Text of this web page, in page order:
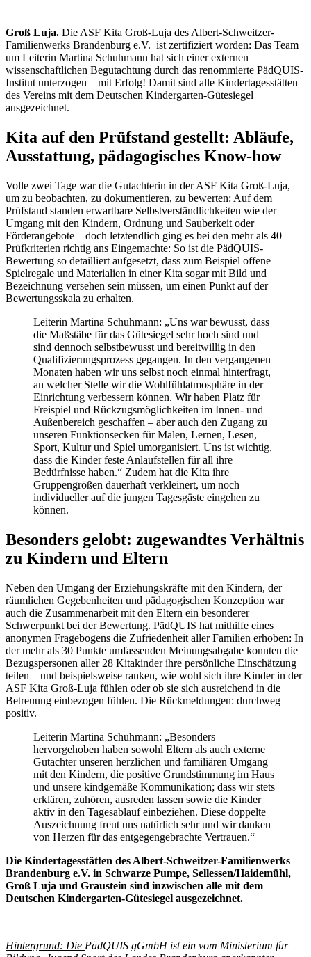
Groß Luja. Die ASF Kita Groß-Luja des Albert-Schweitzer-
Familienwerks Brandenburg e.V. ist zertifiziert worden: Das Team
um Leiterin Martina Schuhmann hat sich einer externen
wissenschaftlichen Begutachtung durch das renommierte PädQUIS-
Institut unterzogen – mit Erfolg! Damit sind alle Kindertagesstätten
des Vereins mit dem Deutschen Kindergarten-Gütesiegel
ausgezeichnet.
Kita auf den Prüfstand gestellt: Abläufe,
Ausstattung, pädagogisches Know-how
Volle zwei Tage war die Gutachterin in der ASF Kita Groß-Luja,
um zu beobachten, zu dokumentieren, zu bewerten: Auf dem
Prüfstand standen erwartbare Selbstverständlichkeiten wie der
Umgang mit den Kindern, Ordnung und Sauberkeit oder
Förderangebote – doch letztendlich ging es bei den mehr als 40
Prüfkriterien richtig ans Eingemachte: So ist die PädQUIS-
Bewertung so detailliert aufgesetzt, dass zum Beispiel offene
Spielregale und Materialien in einer Kita sogar mit Bild und
Bezeichnung versehen sein müssen, um einen Punkt auf der
Bewertungsskala zu erhalten.
Leiterin Martina Schuhmann: „Uns war bewusst, dass
die Maßstäbe für das Gütesiegel sehr hoch sind und
sind dennoch selbstbewusst und bereitwillig in den
Qualifizierungsprozess gegangen. In den vergangenen
Monaten haben wir uns selbst noch einmal hinterfragt,
an welcher Stelle wir die Wohlfühlatmosphäre in der
Einrichtung verbessern können. Wir haben Platz für
Freispiel und Rückzugsmöglichkeiten im Innen- und
Außenbereich geschaffen – aber auch den Zugang zu
unseren Funktionsecken für Malen, Lernen, Lesen,
Sport, Kultur und Spiel umorganisiert. Uns ist wichtig,
dass die Kinder feste Anlaufstellen für all ihre
Bedürfnisse haben.“ Zudem hat die Kita ihre
Gruppengrößen dauerhaft verkleinert, um noch
individueller auf die jungen Tagesgäste eingehen zu
können.
Besonders gelobt: zugewandtes Verhältnis
zu Kindern und Eltern
Neben den Umgang der Erziehungskräfte mit den Kindern, der
räumlichen Gegebenheiten und pädagogischen Konzeption war
auch die Zusammenarbeit mit den Eltern ein besonderer
Schwerpunkt bei der Bewertung. PädQUIS hat mithilfe eines
anonymen Fragebogens die Zufriedenheit aller Familien erhoben: In
der mehr als 30 Punkte umfassenden Meinungsabgabe konnten die
Bezugspersonen aller 28 Kitakinder ihre persönliche Einschätzung
teilen – und beispielsweise ranken, wie wohl sich ihre Kinder in der
ASF Kita Groß-Luja fühlen oder ob sie sich ausreichend in die
Betreuung einbezogen fühlen. Die Rückmeldungen: durchweg
positiv.
Leiterin Martina Schuhmann: „Besonders
hervorgehoben haben sowohl Eltern als auch externe
Gutachter unseren herzlichen und familiären Umgang
mit den Kindern, die positive Grundstimmung im Haus
und unsere kindgemäße Kommunikation; dass wir stets
erklären, zuhören, ausreden lassen sowie die Kinder
aktiv in den Tagesablauf einbeziehen. Diese doppelte
Auszeichnung freut uns natürlich sehr und wir danken
von Herzen für das entgegengebrachte Vertrauen.“
Die Kindertagesstätten des Albert-Schweitzer-Familienwerks
Brandenburg e.V. in Schwarze Pumpe, Sellessen/Haidemühl,
Groß Luja und Graustein sind inzwischen alle mit dem
Deutschen Kindergarten-Gütesiegel ausgezeichnet.
Hintergrund: Die PädQUIS gGmbH ist ein vom Ministerium für